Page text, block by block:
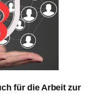
für die Arbeit zur